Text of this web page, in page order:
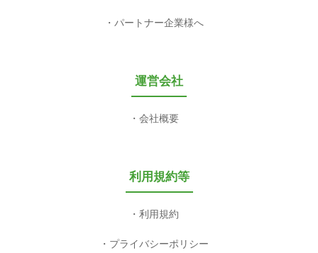
パートナー企業様へ
運営会社
会社概要
利用規約等
利用規約
プライバシーポリシー